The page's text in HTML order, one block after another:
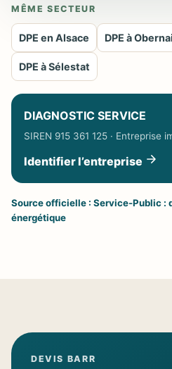
MÊME SECTEUR
DPE en Alsace DPE à Obernai
DPE à Sélestat
DIAGNOSTIC SERVICE
SIREN 915 361 125 · Entreprise
Identifier l’entreprise
Source officielle : Service-Public :
énergétique
DEVIS BARR